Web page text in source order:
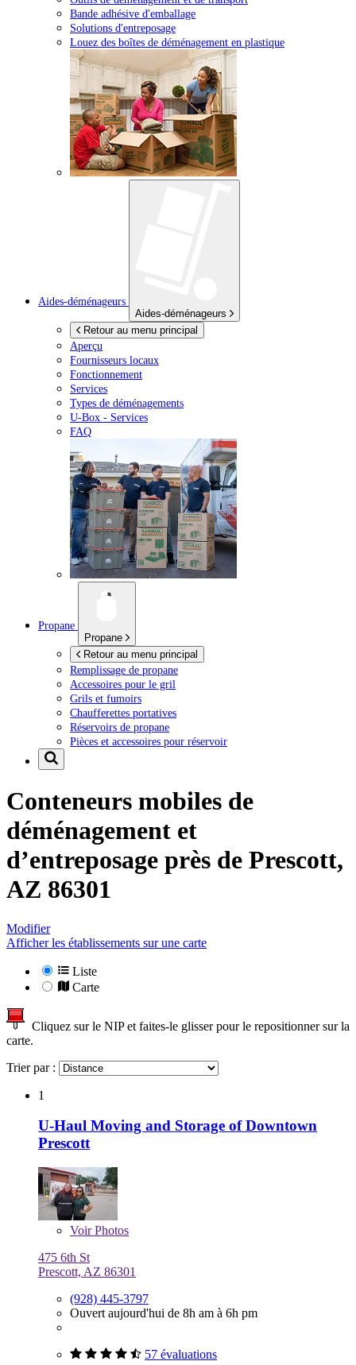
Bande adhésive d'emballage
Solutions d'entreposage
Louez des boîtes de déménagement en plastique
Aides-déménageurs
Aides-déménageurs
Retour au menu principal
Aperçu
Fournisseurs locaux
Fonctionnement
Services
Types de déménagements
U-Box - Services
FAQ
Propane
Propane
Retour au menu principal
Remplissage de propane
Accessoires pour le gril
Grils et fumoirs
Chaufferettes portatives
Réservoirs de propane
Pièces et accessoires pour réservoir
Conteneurs mobiles de
déménagement et
d’entreposage près de Prescott,
AZ 86301
Modifier
Afficher les établissements sur une carte
Liste
Carte
Cliquez sur le NIP et faites-le glisser pour le repositionner sur la
carte.
Trier par :
1
U-Haul Moving and Storage of Downtown
Prescott
VoirPhotos
475 6th St
Prescott, AZ 86301
(928) 445-3797
Ouvert aujourd'hui de 8h am à 6h pm
57 évaluations